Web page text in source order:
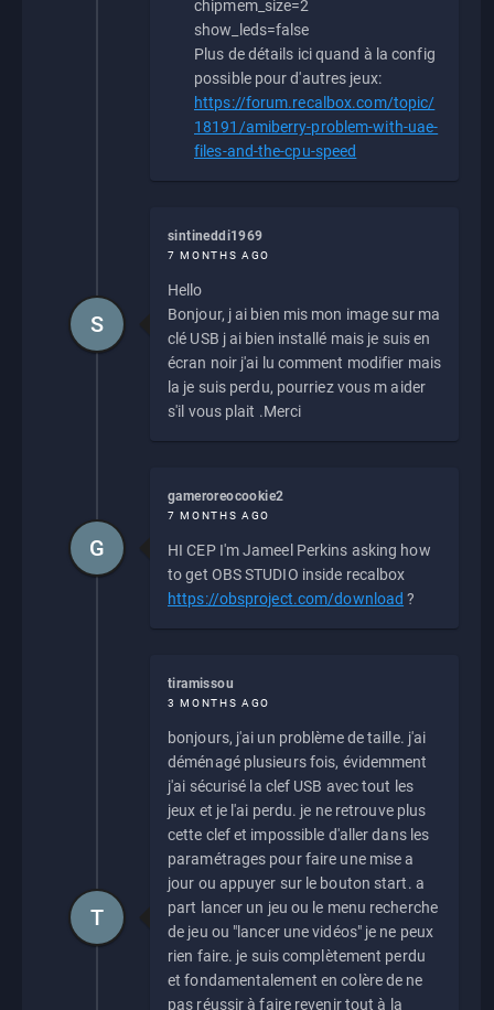
chipmem_size=2
show_leds=false
Plus de détails ici quand à la config
possible pour d'autres jeux:
https://forum.recalbox.com/topic/
18191/amiberry-problem-with-uae-
files-and-the-cpu-speed
sintineddi1969
7 MONTHS AGO
Hello
Bonjour, j ai bien mis mon image sur ma
clé USB j ai bien installé mais je suis en
écran noir j'ai lu comment modifier mais
la je suis perdu, pourriez vous m aider
s'il vous plait .Merci
S
gameroreocookie2
7 MONTHS AGO
HI CEP I'm Jameel Perkins asking how
to get OBS STUDIO inside recalbox
https://obsproject.com/download ?
G
tiramissou
3 MONTHS AGO
bonjours, j'ai un problème de taille. j'ai
déménagé plusieurs fois, évidemment
j'ai sécurisé la clef USB avec tout les
jeux et je l'ai perdu. je ne retrouve plus
cette clef et impossible d'aller dans les
paramétrages pour faire une mise a
jour ou appuyer sur le bouton start. a
part lancer un jeu ou le menu recherche
de jeu ou "lancer une vidéos" je ne peux
rien faire. je suis complètement perdu
et fondamentalement en colère de ne
pas réussir à faire revenir tout à la
T